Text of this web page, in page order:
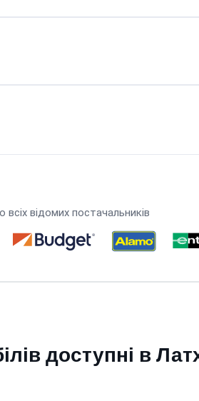
відомих постачальників
доступні в